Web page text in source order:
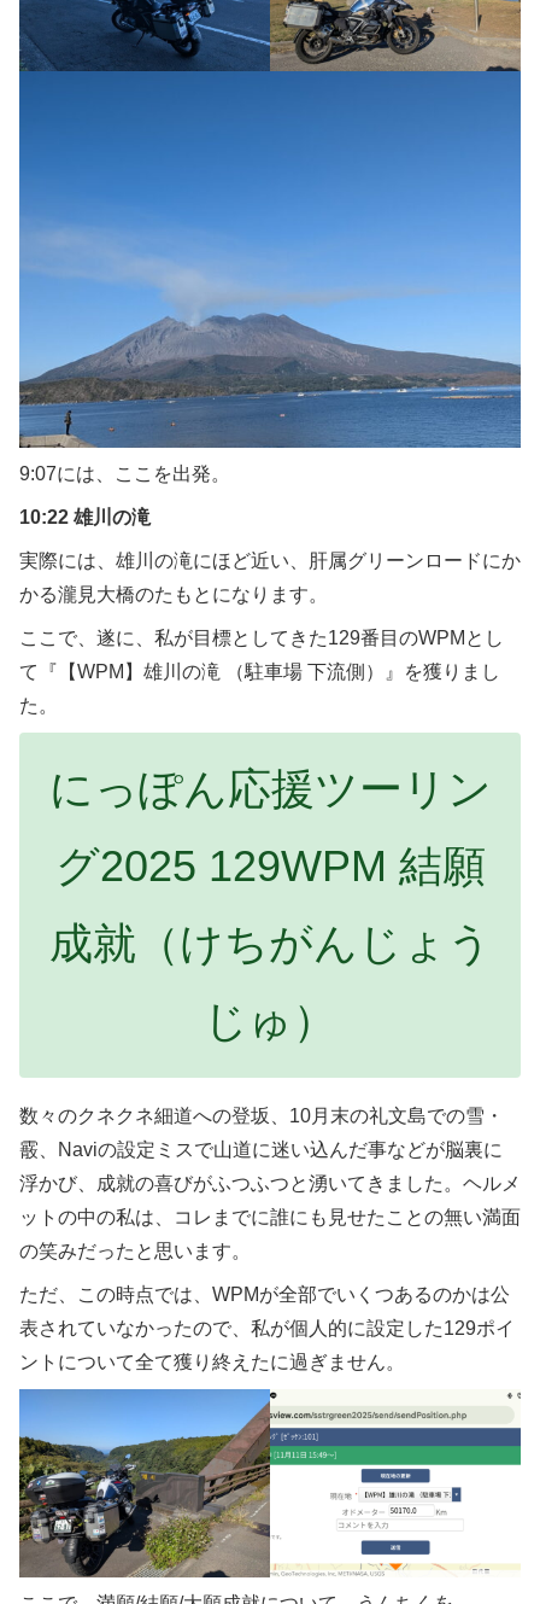
9:07には、ここを出発。
10:22 雄川の滝
実際には、雄川の滝にほど近い、肝属グリーンロードにか
かる瀧見大橋のたもとになります。
ここで、遂に、私が目標としてきた129番目のWPMとし
て『【WPM】雄川の滝 （駐車場 下流側）』を獲りまし
た。
にっぽん応援ツーリン
グ2025 129WPM 結願
成就（けちがんじょう
じゅ）
数々のクネクネ細道への登坂、10月末の礼文島での雪・
霰、Naviの設定ミスで山道に迷い込んだ事などが脳裏に
浮かび、成就の喜びがふつふつと湧いてきました。ヘルメ
ットの中の私は、コレまでに誰にも見せたことの無い満面
の笑みだったと思います。
ただ、この時点では、WPMが全部でいくつあるのかは公
表されていなかったので、私が個人的に設定した129ポイ
ントについて全て獲り終えたに過ぎません。